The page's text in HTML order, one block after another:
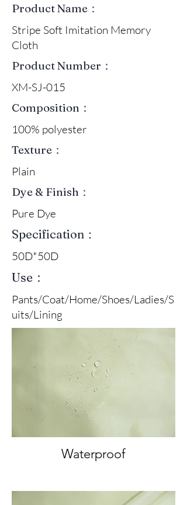
Product Name：
Stripe Soft Imitation Memory
Cloth
Product Number：
XM-SJ-015
Composition：
100% polyester
Texture：
Plain
Dye & Finish：
Pure Dye
Specification：
50D*50D
Use：
Pants/Coat/Home/Shoes/Ladies/S
uits/Lining
Waterproof